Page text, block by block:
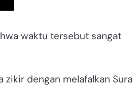
waktu tersebut sangat
zikir dengan melafalkan